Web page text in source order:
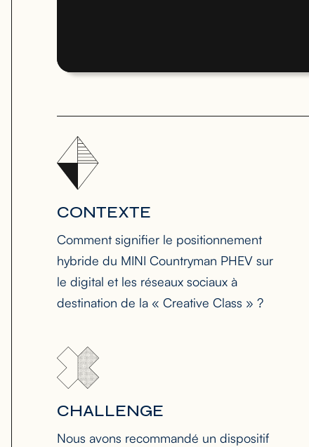
CONTEXTE
Comment signifier le positionnement
hybride du MINI Countryman PHEV sur
le digital et les réseaux sociaux à
destination de la « Creative Class » ?
CHALLENGE
Nous avons recommandé un dispositif